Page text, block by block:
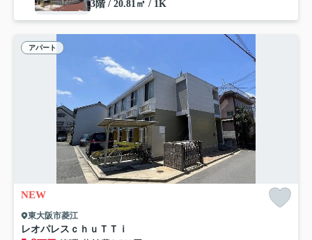
3階 / 20.81㎡ / 1K
アパート
NEW
東大阪市菱江
レオパレスｃｈｕＴＴｉ